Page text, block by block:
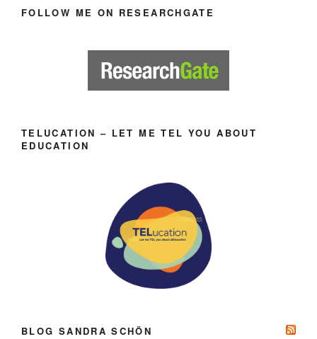
FOLLOW ME ON RESEARCHGATE
TELUCATION – LET ME TEL YOU ABOUT
EDUCATION
BLOG SANDRA SCHÖN